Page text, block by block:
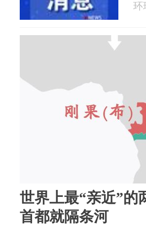
环
世界上最“亲近”的
首都就隔条河